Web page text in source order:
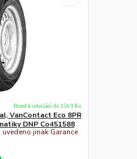
VanContact Eco 8PR
DNP Co451588
jinak Garance
Ihned k odeslání do 15h 9 Ks